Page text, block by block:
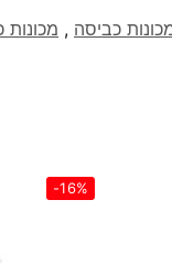
כביסה ,
-16%